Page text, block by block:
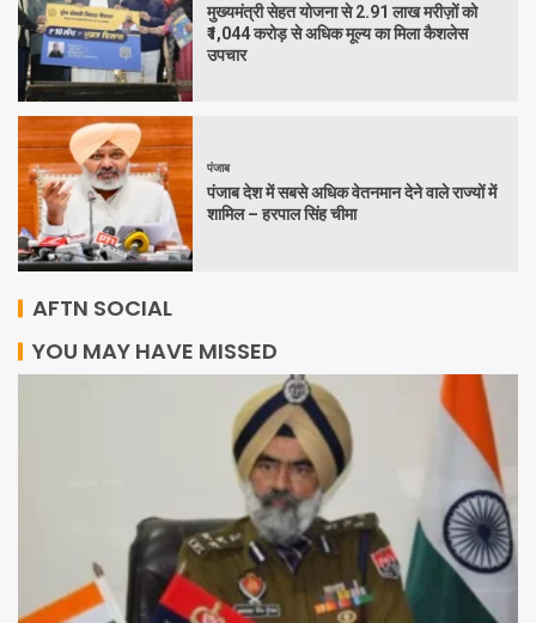
मुख्यमंत्री सेहत योजना से 2.91 लाख मरीज़ों को
₹1,044 करोड़ से अधिक मूल्य का मिला कैशलेस
उपचार
पंजाब
पंजाब देश में सबसे अधिक वेतनमान देने वाले राज्यों में
शामिल – हरपाल सिंह चीमा
AFTN SOCIAL
YOU MAY HAVE MISSED